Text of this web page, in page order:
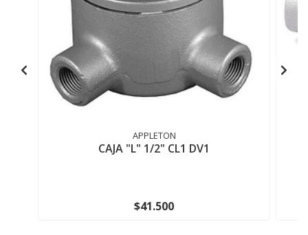
APPLETON
CAJA "L" 1/2" CL1 DV1
$41.500